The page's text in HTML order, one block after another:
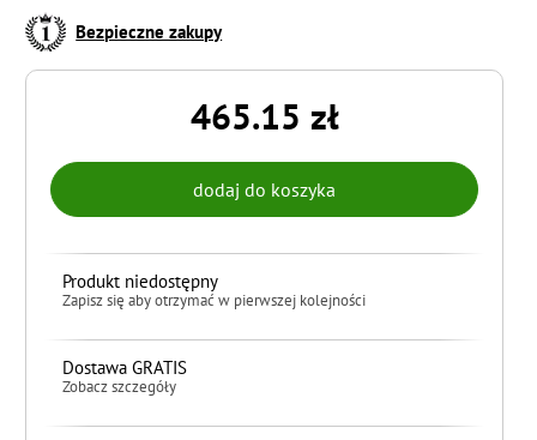
Bezpieczne zakupy
465.15 zł
Produkt niedostępny
Zapisz się aby otrzymać w pierwszej kolejności
Dostawa GRATIS
Zobacz szczegóły